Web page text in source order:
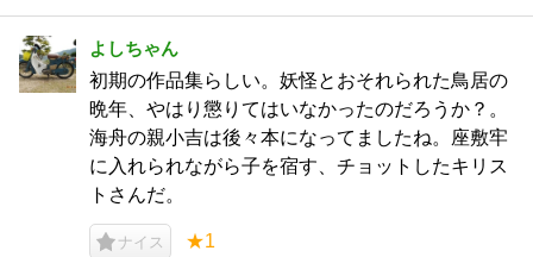
よしちゃん
初期の作品集らしい。妖怪とおそれられた鳥居の
晩年、やはり懲りてはいなかったのだろうか？。
海舟の親小吉は後々本になってましたね。座敷牢
に入れられながら子を宿す、チョットしたキリス
トさんだ。
ナイス ★1